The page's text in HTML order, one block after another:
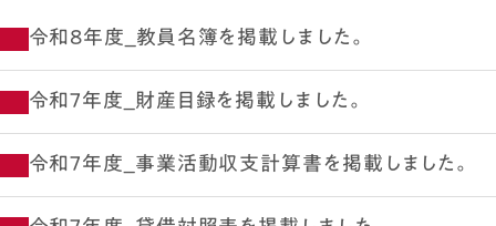
令和8年度_教員名簿を掲載しました。
令和7年度_財産目録を掲載しました。
令和7年度_事業活動収支計算書を掲載しました。